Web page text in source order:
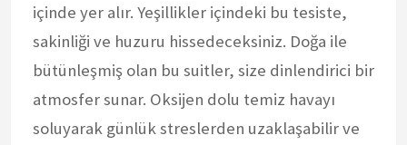
içinde yer alır. Yeşillikler içindeki bu tesiste,
sakinliği ve huzuru hissedeceksiniz. Doğa ile
bütünleşmiş olan bu suitler, size dinlendirici bir
atmosfer sunar. Oksijen dolu temiz havayı
soluyarak günlük streslerden uzaklaşabilir ve